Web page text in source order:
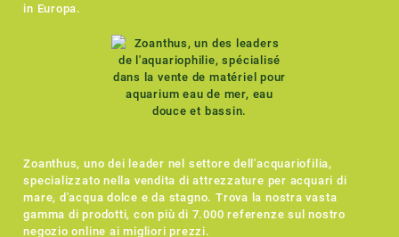
in Europa.
Zoanthus, uno dei leader nel settore dell'acquariofilia,
specializzato nella vendita di attrezzature per acquari di
mare, d'acqua dolce e da stagno. Trova la nostra vasta
gamma di prodotti, con più di 7.000 referenze sul nostro
negozio online ai migliori prezzi.